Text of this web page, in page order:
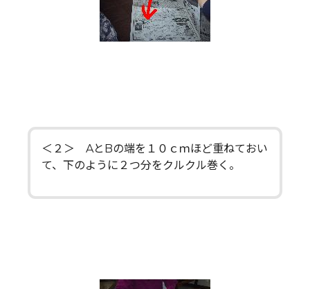
＜２＞ AとBの端を１０ｃｍほど重ねておい
て、下のように２つ分をクルクル巻く。